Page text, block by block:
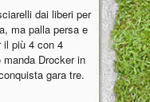
dai liberi per
ma palla persa e
il più 4 con 4
Drocker in
gara tre.